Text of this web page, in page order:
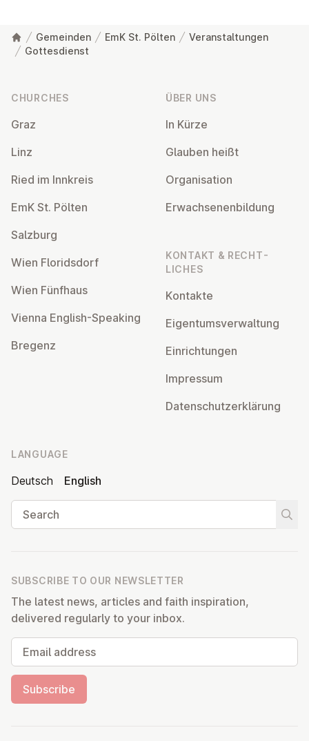
Gemeinden EmK St. Pölten
Veranstaltungen
Gottesdienst
CHURCHES
Graz
Linz
Ried im Innkreis
EmK St. Pölten
Salzburg
Wien Flor­idsdorf
Wien Fünfhaus
Vienna English-Speaking
Bregenz
ÜBER UNS
In Kürze
Glauben heißt
Or­gan­isa­tion
Er­wach­sen­en­bildung
KONTAKT & RECHT­
LICHES
Kontakte
Ei­gentums­ver­wal­tung
Ein­rich­tun­gen
Impressum
Datens­chutzerklärung
LANGUAGE
Deutsch
English
Search
SUBSCRIBE TO OUR NEWSLETTER
The latest news, articles and faith inspiration,
delivered regularly to your inbox.
Email address
Subscribe